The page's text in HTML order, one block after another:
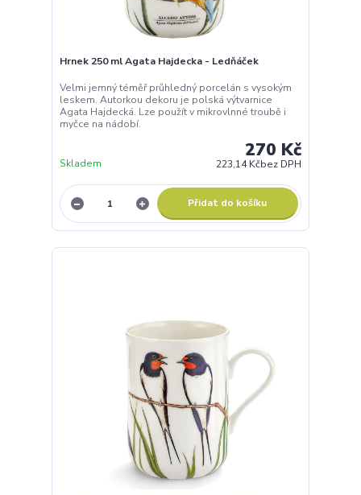
Hrnek 250 ml Agata Hajdecka - Ledňáček
Velmi jemný téměř průhledný porcelán s vysokým
leskem. Autorkou dekoru je polská výtvarnice
Agata Hajdecká. Lze použít v mikrovlnné troubě i
myčce na nádobí.
270 Kč
223,14 Kčbez DPH
Skladem
Přidat do košíku